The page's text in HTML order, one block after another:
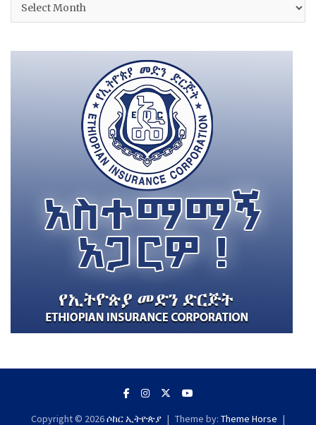
Copyright © 2026ሶከር ኢትዮጵያ Theme by: Theme Horse